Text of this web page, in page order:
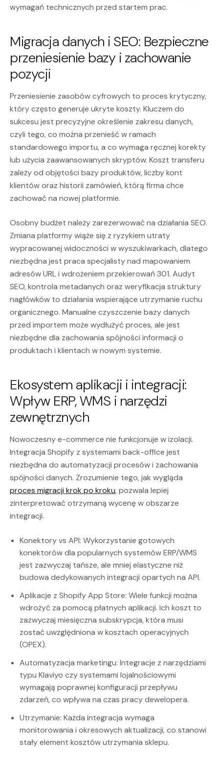
wymagań technicznych przed startem prac.
Migracja danych i SEO: Bezpieczne
przeniesienie bazy i zachowanie
pozycji
Przeniesienie zasobów cyfrowych to proces krytyczny,
który często generuje ukryte koszty. Kluczem do
sukcesu jest precyzyjne określenie zakresu danych,
czyli tego, co można przenieść w ramach
standardowego importu, a co wymaga ręcznej korekty
lub użycia zaawansowanych skryptów. Koszt transferu
zależy od objętości bazy produktów, liczby kont
klientów oraz historii zamówień, którą firma chce
zachować na nowej platformie.
Osobny budżet należy zarezerwować na działania SEO.
Zmiana platformy wiąże się z ryzykiem utraty
wypracowanej widoczności w wyszukiwarkach, dlatego
niezbędna jest praca specjalisty nad mapowaniem
adresów URL i wdrożeniem przekierowań 301. Audyt
SEO, kontrola metadanych oraz weryfikacja struktury
nagłówków to działania wspierające utrzymanie ruchu
organicznego. Manualne czyszczenie bazy danych
przed importem może wydłużyć proces, ale jest
niezbędne dla zachowania spójności informacji o
produktach i klientach w nowym systemie.
Ekosystem aplikacji i integracji:
Wpływ ERP, WMS i narzędzi
zewnętrznych
Nowoczesny e-commerce nie funkcjonuje w izolacji.
Integracja Shopify z systemami back-office jest
niezbędna do automatyzacji procesów i zachowania
spójności danych. Zrozumienie tego, jak wygląda
proces migracji krok po kroku, pozwala lepiej
zinterpretować otrzymaną wycenę w obszarze
integracji.
Konektory vs API: Wykorzystanie gotowych
konektorów dla popularnych systemów ERP/WMS
jest zazwyczaj tańsze, ale mniej elastyczne niż
budowa dedykowanych integracji opartych na API.
Aplikacje z Shopify App Store: Wiele funkcji można
wdrożyć za pomocą płatnych aplikacji. Ich koszt to
zazwyczaj miesięczna subskrypcja, która musi
zostać uwzględniona w kosztach operacyjnych
(OPEX).
Automatyzacja marketingu: Integracje z narzędziami
typu Klaviyo czy systemami lojalnościowymi
wymagają poprawnej konfiguracji przepływu
zdarzeń, co wpływa na czas pracy dewelopera.
Utrzymanie: Każda integracja wymaga
monitorowania i okresowych aktualizacji, co stanowi
stały element kosztów utrzymania sklepu.